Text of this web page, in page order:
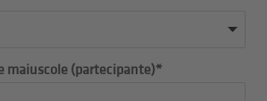
maiuscole (partecipante)*